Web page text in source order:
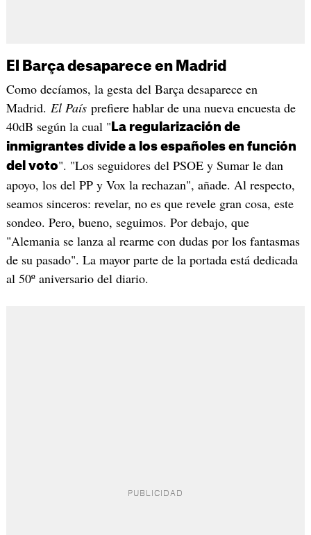
El Barça desaparece en Madrid
Como decíamos, la gesta del Barça desaparece en
Madrid. El País prefiere hablar de una nueva encuesta de
40dB según la cual " La regularización de
inmigrantes divide a los españoles en función
del voto". "Los seguidores del PSOE y Sumar le dan
apoyo, los del PP y Vox la rechazan", añade. Al respecto,
seamos sinceros: revelar, no es que revele gran cosa, este
sondeo. Pero, bueno, seguimos. Por debajo, que
"Alemania se lanza al rearme con dudas por los fantasmas
de su pasado". La mayor parte de la portada está dedicada
al 50º aniversario del diario.